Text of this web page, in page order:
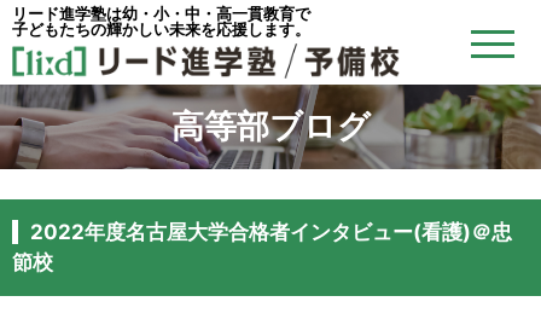
リード進学塾は幼・小・中・高一貫教育で
子どもたちの輝かしい未来を応援します。
高等部ブログ
2022年度名古屋大学合格者インタビュー(看護)＠忠
節校